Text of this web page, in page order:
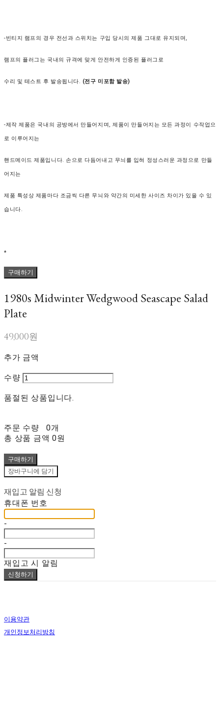
-빈티지 램프의 경우 전선과 스위치는 구입 당시의 제품 그대로 유지되며,
램프의 플러그는 국내의 규격에 맞게 안전하게 인증된 플러그로
수리 및 테스트 후 발송됩니다. (전구 미포함 발송)
-제작 제품은 국내의 공방에서 만들어지며, 제품이 만들어지는 모든 과정이 수작업으
로 이루어지는
핸드메이드 제품입니다. 손으로 다듬어내고 무늬를 입혀 정성스러운 과정으로 만들
어지는
제품 특성상 제품마다 조금씩 다른 무늬와 약간의 미세한 사이즈 차이가 있을 수 있
습니다.
*
구매하기
1980s Midwinter Wedgwood Seascape Salad
Plate
49,000원
추가 금액
수량
품절된 상품입니다.
주문 수량
0개
총 상품 금액 0원
구매하기
장바구니에 담기
재입고 알림 신청
휴대폰 번호
-
-
재입고 시 알림
신청하기
이용약관
개인정보처리방침